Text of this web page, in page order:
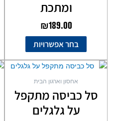
ומתכת
₪189.00
בחר אפשרויות
לבחור
בעמוד
אחסון וארגון הבית
סל כביסה מתקפל
על גלגלים